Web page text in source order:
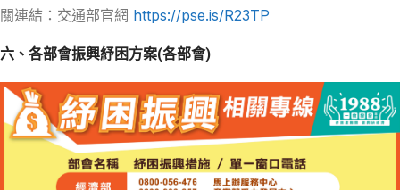
關連結：交通部官網 https://pse.is/R23TP
六、各部會振興紓困方案(各部會)